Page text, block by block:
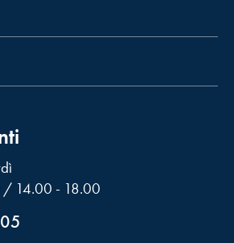
/ 14.00 - 18.00